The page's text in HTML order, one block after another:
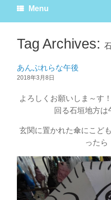
Menu
Tag Archives:
あんぶれらな午後
2018年3月8日
よろしくお願いしま～す
回る石垣地方は
玄関に置かれた傘にこど
ったら